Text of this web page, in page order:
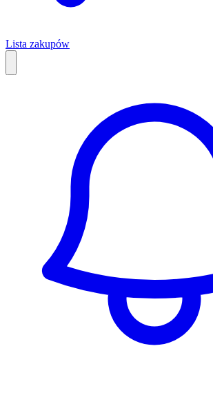
Lista zakupów